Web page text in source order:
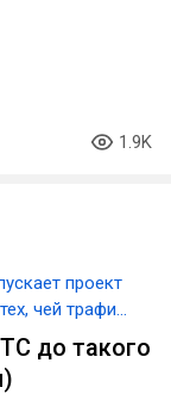
1.9K
проект
чей трафик
до такого